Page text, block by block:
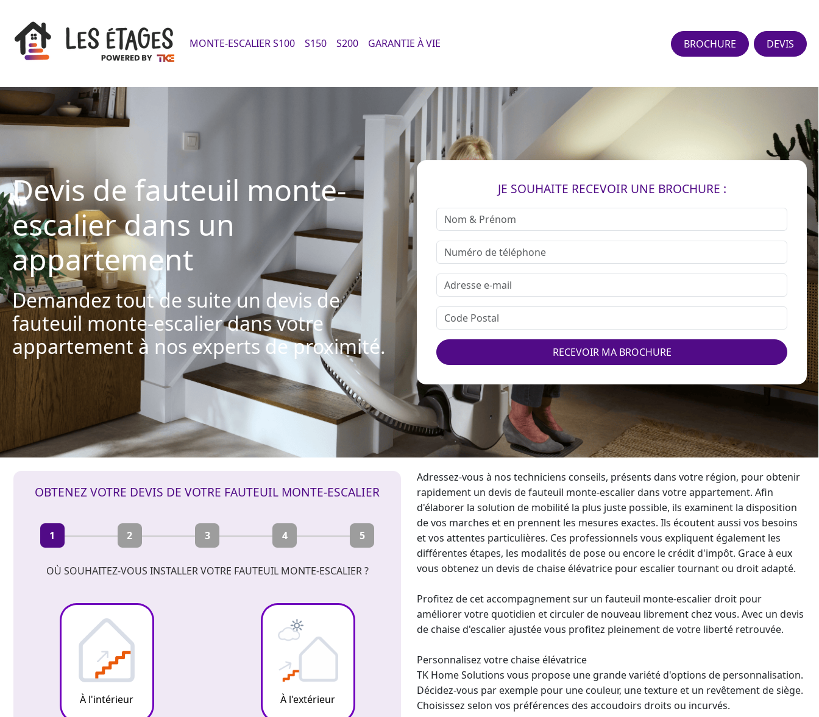
MONTE-ESCALIER S100 S150 S200 GARANTIE À VIE BROCHURE DEVIS
Devis de fauteuil monte-
escalier dans un
appartement
Demandez tout de suite un devis de
fauteuil monte-escalier dans votre
appartement à nos experts de proximité.
JE SOUHAITE RECEVOIR UNE BROCHURE :
RECEVOIR MA BROCHURE
OBTENEZ VOTRE DEVIS DE VOTRE FAUTEUIL MONTE-ESCALIER
1 2 3 4 5
OÙ SOUHAITEZ-VOUS INSTALLER VOTRE FAUTEUIL MONTE-ESCALIER ?
À l'intérieur À l'extérieur
Adressez-vous à nos techniciens conseils, présents dans votre région, pour obtenir
rapidement un devis de fauteuil monte-escalierdans votre appartement. Afin
d'élaborer la solution de mobilité la plus juste possible, ils examinent la disposition
de vos marches et en prennent les mesures exactes. Ils écoutent aussi vos besoins
et vos attentes particulières. Ces professionnels vous expliquent également les
différentes étapes, les modalités de pose ou encore le crédit d'impôt. Grace à eux
vous obtenez un devis de chaise élévatrice pour escalier tournant ou droit adapté.
Profitez de cet accompagnement sur un fauteuil monte-escalier droit pour
améliorer votre quotidien et circuler de nouveau librement chez vous. Avec un devis
de chaise d'escalier ajustéevous profitez pleinement de votre liberté retrouvée.
Personnalisez votre chaise élévatrice
TK Home Solutions vous propose une grande variété d'options de personnalisation.
Décidez-vous par exemple pour une couleur, une texture et un revêtement de siège.
Choisissez selon vos préférences des accoudoirs droits ou incurvés.